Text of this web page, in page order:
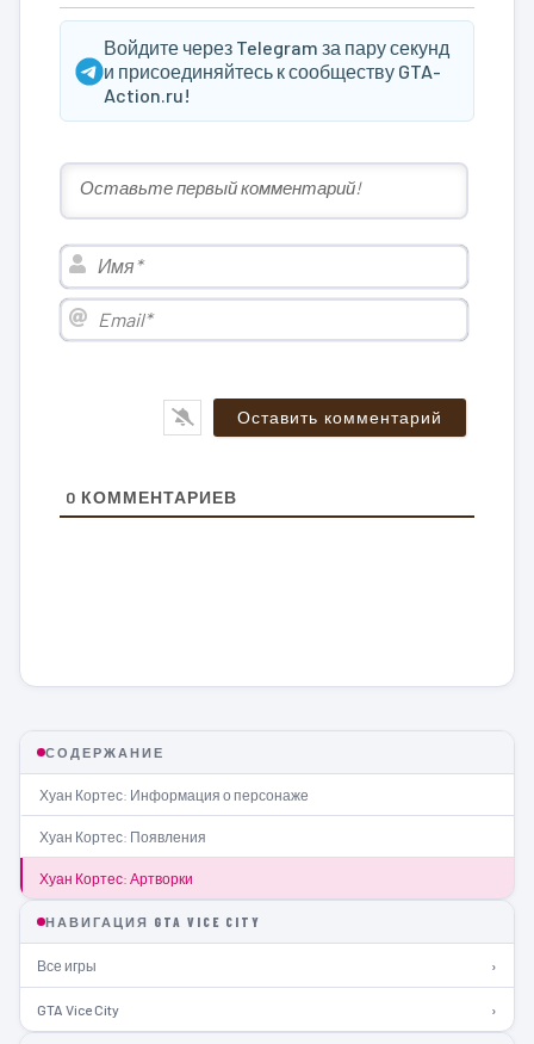
Войдите через Telegram за пару секунд
и присоединяйтесь к сообществу GTA-
Action.ru!
Имя*
Email*
0 КОММЕНТАРИЕВ
СОДЕРЖАНИЕ
Хуан Кортес: Информация о персонаже
Хуан Кортес: Появления
Хуан Кортес: Артворки
НАВИГАЦИЯ GTA VICE CITY
Все игры ›
GTA Vice City ›